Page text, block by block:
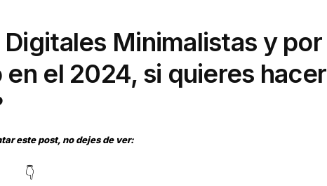
Minimalistas y por
el 2024, si quieres hacer
este post, no dejes de ver:
👇